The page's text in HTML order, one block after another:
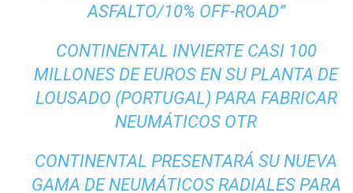
ASFALTO/10% OFF-ROAD”
CONTINENTAL INVIERTE CASI 100
MILLONES DE EUROS EN SU PLANTA DE
LOUSADO (PORTUGAL) PARA FABRICAR
NEUMÁTICOS OTR
CONTINENTAL PRESENTARÁ SU NUEVA
GAMA DE NEUMÁTICOS RADIALES PARA